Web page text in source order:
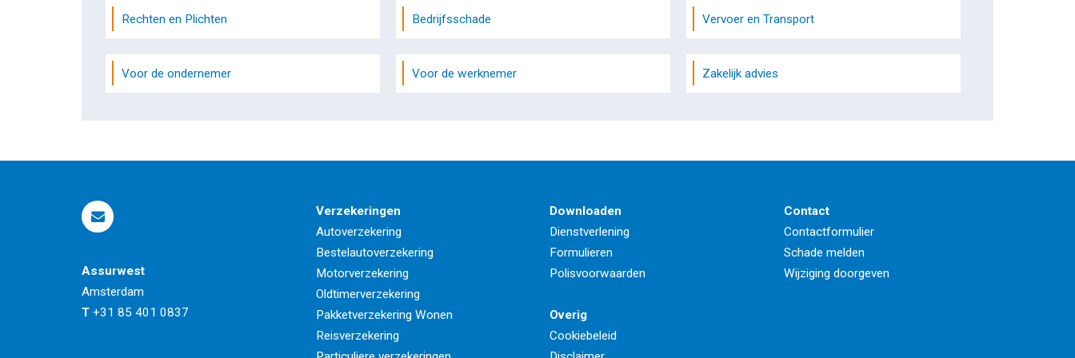
Rechten en Plichten Bedrijfsschade Vervoer en Transport
Voor de ondernemer Voor de werknemer Zakelijk advies
Assurwest
Amsterdam
T +31 85 401 0837
Verzekeringen
Autoverzekering
Bestelautoverzekering
Motorverzekering
Oldtimerverzekering
Pakketverzekering Wonen
Reisverzekering
Downloaden
Dienstverlening
Formulieren
Polisvoorwaarden
Overig
Cookiebeleid
Contact
Contactformulier
Schade melden
Wijziging doorgeven